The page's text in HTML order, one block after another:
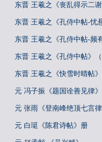
东晋 王羲之《丧乱得示二谢
东晋 王羲之《孔侍中帖-忧
东晋 王羲之《孔侍中帖-频
东晋 王羲之《孔侍中帖》（
东晋 王羲之《快雪时晴帖》
元 冯子振《题国诠善见律》
元 张雨《登南峰绝顶七言律
元 白珽《陈君诗帖》册